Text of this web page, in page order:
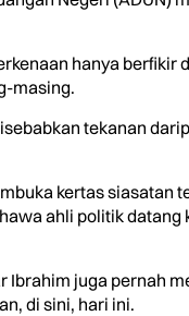
hanya berfikir
masing.
tekanan
kertas siasatan
ahli politik datang
Ibrahim juga pernah
di sini, hari ini.